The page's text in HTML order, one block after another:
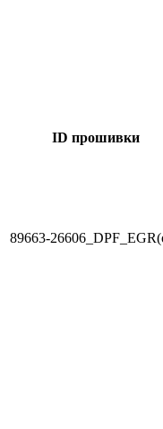
ID прошивки
89663-